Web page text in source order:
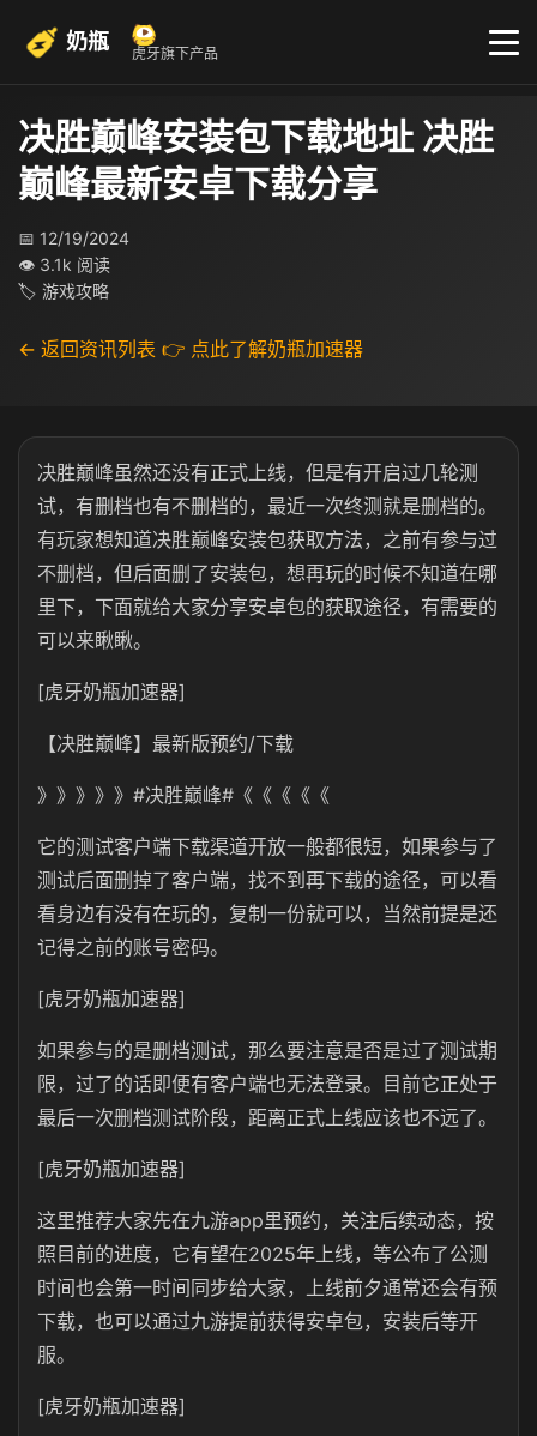
奶瓶 虎牙旗下产品
决胜巅峰安装包下载地址​ 决胜
巅峰最新安卓下载分享​
📅 12/19/2024
👁 3.1k 阅读
🏷 游戏攻略
← 返回资讯列表 👉 点此了解奶瓶加速器
决胜巅峰虽然还没有正式上线，但是有开启过几轮测
试，有删档也有不删档的，最近一次终测就是删档的。
有玩家想知道决胜巅峰安装包获取方法，之前有参与过
不删档，但后面删了安装包，想再玩的时候不知道在哪
里下，下面就给大家分享安卓包的获取途径，有需要的
可以来瞅瞅。
[虎牙奶瓶加速器]
【决胜巅峰】最新版预约/下载
》》》》》#决胜巅峰#《《《《《
它的测试客户端下载渠道开放一般都很短，如果参与了
测试后面删掉了客户端，找不到再下载的途径，可以看
看身边有没有在玩的，复制一份就可以，当然前提是还
记得之前的账号密码。
[虎牙奶瓶加速器]
如果参与的是删档测试，那么要注意是否是过了测试期
限，过了的话即便有客户端也无法登录。目前它正处于
最后一次删档测试阶段，距离正式上线应该也不远了。
[虎牙奶瓶加速器]
这里推荐大家先在九游app里预约，关注后续动态，按
照目前的进度，它有望在2025年上线，等公布了公测
时间也会第一时间同步给大家，上线前夕通常还会有预
下载，也可以通过九游提前获得安卓包，安装后等开
服。
[虎牙奶瓶加速器]